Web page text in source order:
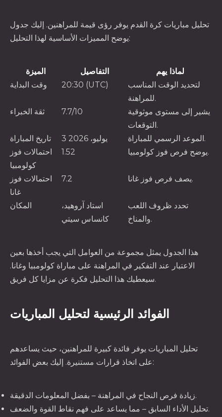
تحليل مباريات كرة القدم يوفر رؤى قيمة للمراهنين. إليك جدول
يوضح المميزات الأساسية لهذا التحليل:
الميزة التفاصيل
لماذا يهم
وقت البداية
20:30 (UTC)
لتحديد الوقت المناسب
للمراهنة.
ثقة الخبراء
7.7/10
يشير إلى مستوى موثوقية
التوقعات.
تاريخ المباراة
3 يوليو، 2026
الموعد الرسمي للمباراة.
احتمالات فوز
كولومبيا
1.52 يوضح فرص فوز كولومبيا.
احتمالات فوز
غانا
7.2 يصف فرص فوز غانا.
المكان
استاد آروهيد،
كانساس سيتي
تحدد ظروف اللعب
والمناخ.
هذا الجدول يمثل مجموعة من العوامل التي يجب أخذها بعين
الاعتبار عند التفكير في المراهنة على مباراة كولومبيا وغانا.
سيعطيك هذا التحليل فكرة عن مزايا كل فريق.
الفوائد الرئيسية لتحليل المباريات
تحليل المباريات يوفر فائدة كبيرة للمراهنين، حيث يساعدهم
على اتخاذ قرارات مستنيرة. إليك بعض الفوائد:
زيادة فرص النجاح في المراهنة – بفضل المعلومات الدقيقة.
تحليل الأداء السابق – مما يساعد على فهم نقاط القوة والضعف.